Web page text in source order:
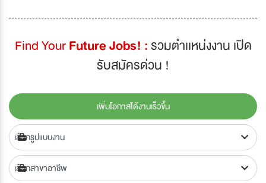
Find YourFuture Jobs! :รวมตำเเหน่งงาน เปิด
รับสมัครด่วน !
เพิ่มโอกาสได้งานเร็วขึ้น